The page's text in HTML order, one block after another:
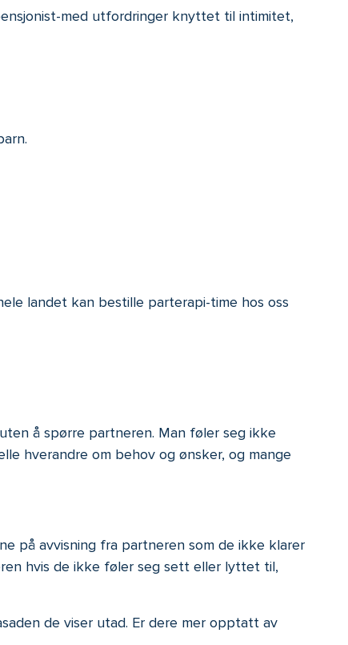
med utfordringer knyttet til intimitet,
landet kan bestille parterapi-time hos oss
å spørre partneren. Man føler seg ikke
hverandre om behov og ønsker, og mange
på avvisning fra partneren som de ikke klarer
hvis de ikke føler seg sett eller lyttet til,
de viser utad. Er dere mer opptatt av